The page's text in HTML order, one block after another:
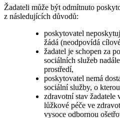
Žadateli může být odmítnuto
z následujících důvodů:
poskytovatel
žádá (neodpovídá
žadatel je schopen za
sociálních služeb
prostředí,
poskytovatel nemá
sociální služby, o
zdravotní stav žadatele
lůžkové péče ve
vysoce odbornou